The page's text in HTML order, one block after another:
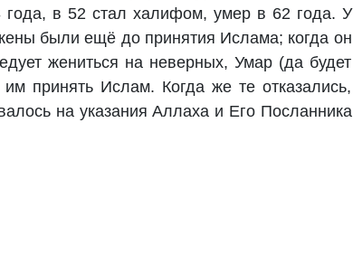
года, в 52 стал халифом, умер в 62 года. У
были ещё до принятия Ислама; когда он
жениться на неверных, Умар (да будет
принять Ислам. Когда же те отказались,
на указания Аллаха и Его Посланника